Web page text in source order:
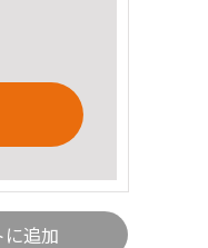
追加